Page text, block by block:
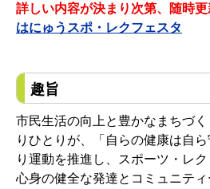
詳しい内容が決まり次第、随時更
はにゅうスポ・レクフェスタ
趣旨
市民生活の向上と豊かなまちづ
りひとりが、「自らの健康は自
り運動を推進し、スポーツ・レ
心身の健全な発達とコミュニテ